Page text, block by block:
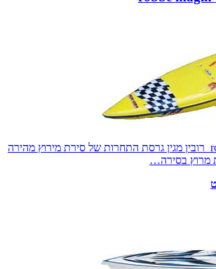
סירה robbe magin one רובין מגין גרסת התחרות של סירת מירוץ מהירה
מרוץ בסירה…